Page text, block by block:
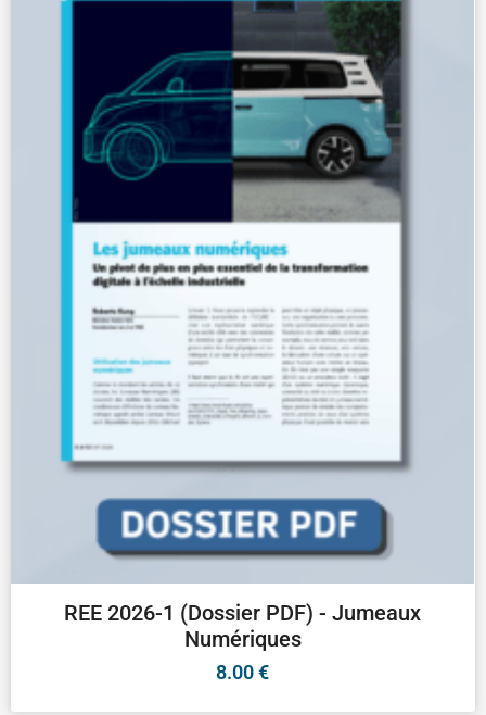
REE 2026-1 (Dossier PDF) - Jumeaux
Numériques
8.00€